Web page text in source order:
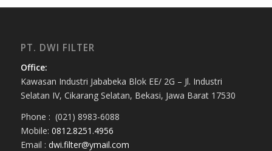
PT. DWI FILTER
Office:
Kawasan Industri Jababeka Blok EE/ 2G – Jl. Industri
Selatan IV, Cikarang Selatan, Bekasi, Jawa Barat 17530
Phone : (021) 8983-6088
Mobile: 0812.8251.4956
Email : dwi.filter@ymail.com